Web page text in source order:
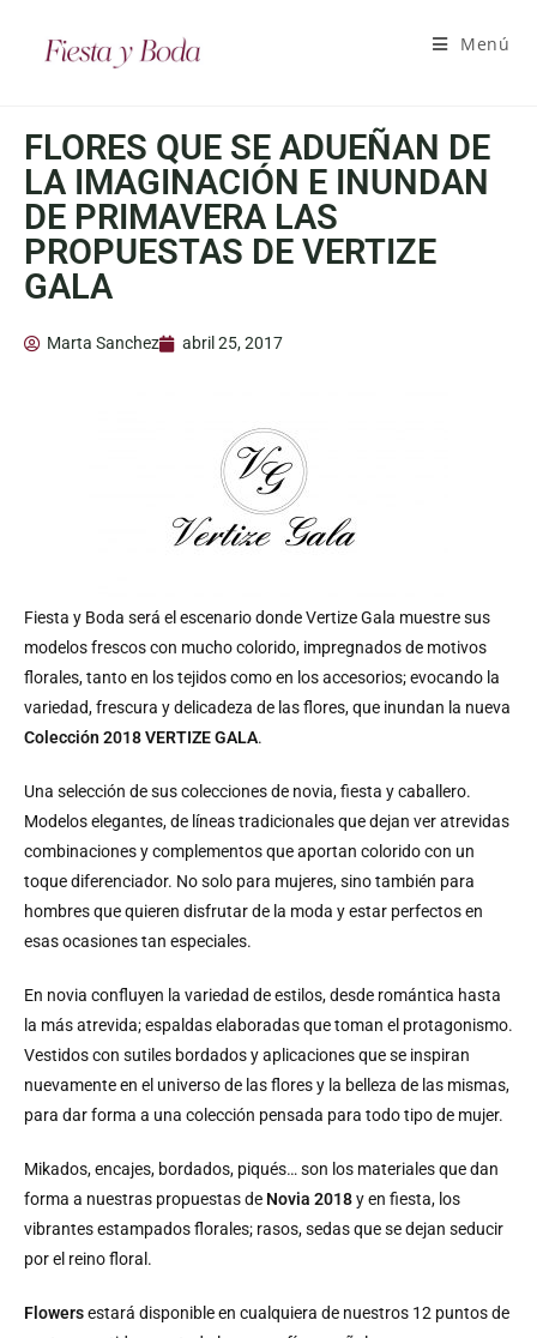
Menú
FLORES QUE SE ADUEÑAN DE
LA IMAGINACIÓN E INUNDAN
DE PRIMAVERA LAS
PROPUESTAS DE VERTIZE
GALA
Marta Sanchez abril 25, 2017
Fiesta y Boda será el escenario donde Vertize Gala muestre sus
modelos frescos con mucho colorido, impregnados de motivos
florales, tanto en los tejidos como en los accesorios; evocando la
variedad, frescura y delicadeza de las flores, que inundan la nueva
Colección 2018 VERTIZE GALA.
Una selección de sus colecciones de novia, fiesta y caballero.
Modelos elegantes, de líneas tradicionales que dejan ver atrevidas
combinaciones y complementos que aportan colorido con un
toque diferenciador. No solo para mujeres, sino también para
hombres que quieren disfrutar de la moda y estar perfectos en
esas ocasiones tan especiales.
En novia confluyen la variedad de estilos, desde romántica hasta
la más atrevida; espaldas elaboradas que toman el protagonismo.
Vestidos con sutiles bordados y aplicaciones que se inspiran
nuevamente en el universo de las flores y la belleza de las mismas,
para dar forma a una colección pensada para todo tipo de mujer.
Mikados, encajes, bordados, piqués… son los materiales que dan
forma a nuestras propuestas de Novia 2018y en fiesta, los
vibrantes estampados florales; rasos, sedas que se dejan seducir
por el reino floral.
Flowersestará disponible en cualquiera de nuestros 12 puntos de